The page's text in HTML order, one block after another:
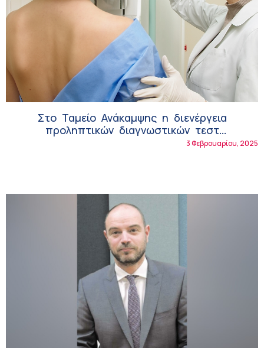
Στο Ταμείο Ανάκαμψης η διενέργεια
προληπτικών διαγνωστικών τεστ
μαστογραφίας κατά του καρκίνου3 Φεβρουαρίου, 2025